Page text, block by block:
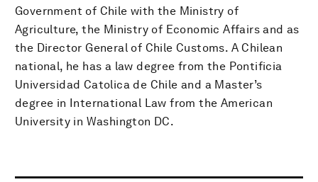
Government of Chile with the Ministry of
Agriculture, the Ministry of Economic Affairs and as
the Director General of Chile Customs. A Chilean
national, he has a law degree from the Pontificia
Universidad Catolica de Chile and a Master’s
degree in International Law from the American
University in Washington DC.